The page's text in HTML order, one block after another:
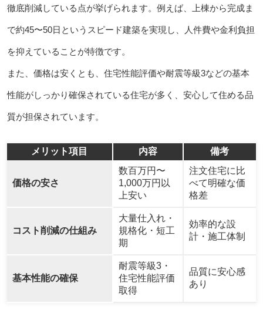
徹底削減している点が挙げられます。例えば、上棟から完成ま
で約45〜50日というスピード建築を実現し、人件費や金利負担
を抑えていることが特徴です。
また、価格は安くとも、住宅性能評価や耐震等級3などの基本
性能がしっかり確保されている住宅が多く、安心して住める品
質が担保されています。
メリット項目 内容 備考
価格の安さ
数百万円〜
1,000万円以
上安い
注文住宅に比
べて明確な価
格差
コスト削減の仕組み
大量仕入れ・
規格化・短工
期
効率的な設
計・施工体制
基本性能の確保
耐震等級3・
住宅性能評価
取得
品質に安心感
あり